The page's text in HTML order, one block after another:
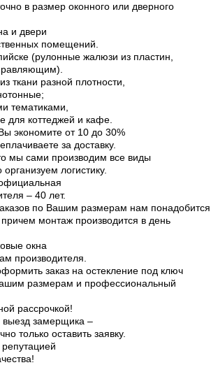
в размер оконного или дверного
и двери
помещений.
(рулонные жалюзи из пластин,
ткани разной плотности,
тематиками,
для коттеджей и кафе.
экономите от 10 до 30%
за доставку.
мы сами производим все виды
логистику.
– 40 лет.
по Вашим размерам нам понадобится
монтаж производится в день
окна
производителя.
заказ на остекление под ключ
размерам и профессиональный
рассрочкой!
выезд замерщика –
только оставить заявку.